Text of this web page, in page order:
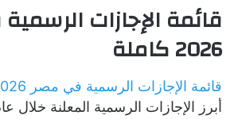
قائمة الإجازات
2026 كاملة
قائمة الإجازات الرسمية في مصر 2026
أبرز الإجازات الرسمية المعلنة خلال عام